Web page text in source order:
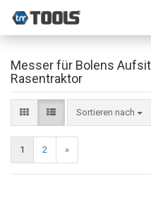
Messer für Bolens
Rasentraktor
Sortieren nach
1 2 »